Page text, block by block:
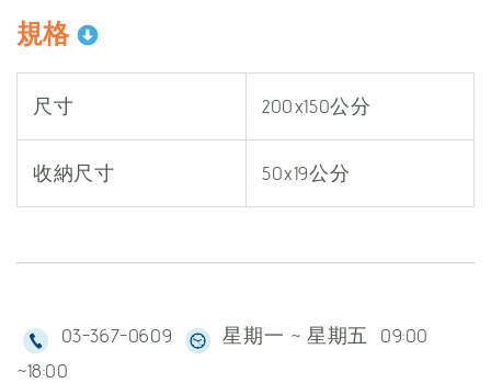
規格
尺寸 200x150公分
收納尺寸 50x19公分
03-367-0609
星期一 ~ 星期五 09:00
~18:00